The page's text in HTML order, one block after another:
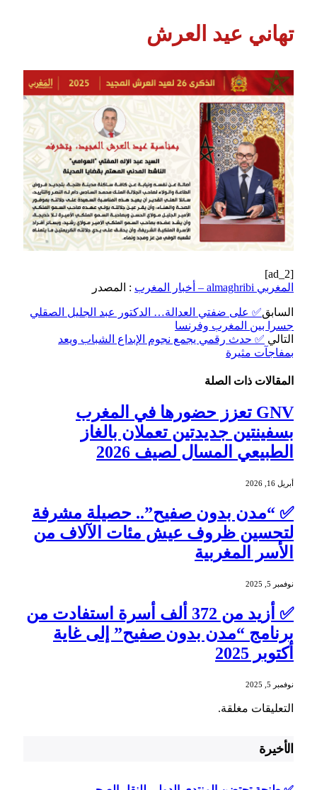
تهاني عيد العرش
[ad_2]
المغربي almaghribi – أخبار المغرب
: المصدر
السابق✅ على ضفتي العدالة… الدكتور عبد الجليل الصقلي
جسرا بين المغرب وفرنسا
التالي ✅ حدث رقمي يجمع نجوم الإبداع الشباب ويعد
بمفاجآت مثيرة
المقالات ذات الصلة
GNV تعزز حضورها في المغرب
بسفينتين جديدتين تعملان بالغاز
الطبيعي المسال لصيف 2026
أبريل 16, 2026
✅ “مدن بدون صفيح”.. حصيلة مشرفة
لتحسين ظروف عيش مئات الآلاف من
الأسر المغربية
نوفمبر 5, 2025
✅ أزيد من 372 ألف أسرة استفادت من
برنامج “مدن بدون صفيح” إلى غاية
أكتوبر 2025
نوفمبر 5, 2025
التعليقات مغلقة.
الأخيرة